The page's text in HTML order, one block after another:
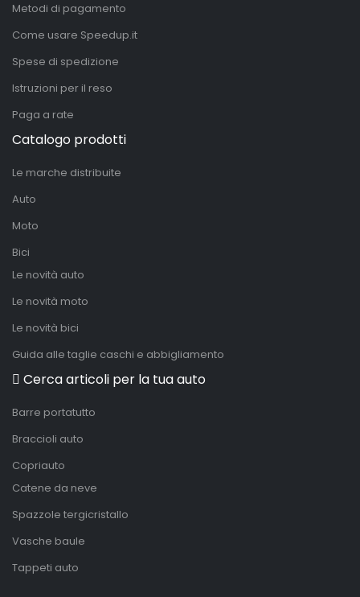
Metodi di pagamento
Come usare Speedup.it
Spese di spedizione
Istruzioni per il reso
Paga a rate
Catalogo prodotti
Le marche distribuite
Auto
Moto
Bici
Le novità auto
Le novità moto
Le novità bici
Guida alle taglie caschi e abbigliamento
Cerca articoli per la tua auto
Barre portatutto
Braccioli auto
Copriauto
Catene da neve
Spazzole tergicristallo
Vasche baule
Tappeti auto